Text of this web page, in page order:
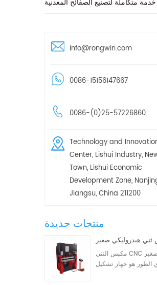
info@rongwin.com
0086-15156147667
0086-(0)25-57226860
Technology and
Center, Lishui Industry,
Town, Lishui Economic
Development Zone,
Jiangsu, China 211200
منتجات جديدة
مكبس الثني CNC الصغير
الطور هو جهاز تشكيل